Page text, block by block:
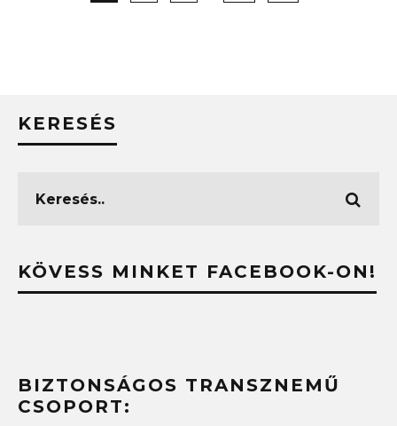
KERESÉS
KÖVESS MINKET FACEBOOK-ON!
BIZTONSÁGOS TRANSZNEMŰ
CSOPORT: